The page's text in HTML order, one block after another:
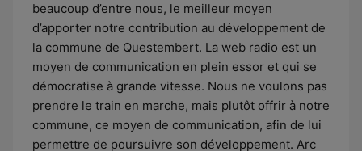
beaucoup d’entre nous, le meilleur moyen
d’apporter notre contribution au développement de
la commune de Questembert. La web radio est un
moyen de communication en plein essor et qui se
démocratise à grande vitesse. Nous ne voulons pas
prendre le train en marche, mais plutôt offrir à notre
commune, ce moyen de communication, afin de lui
permettre de poursuivre son développement. Arc